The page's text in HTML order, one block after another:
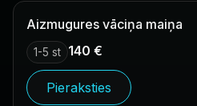
Aizmugures vāciņa maiņa
1-5 st 140 €
Pieraksties